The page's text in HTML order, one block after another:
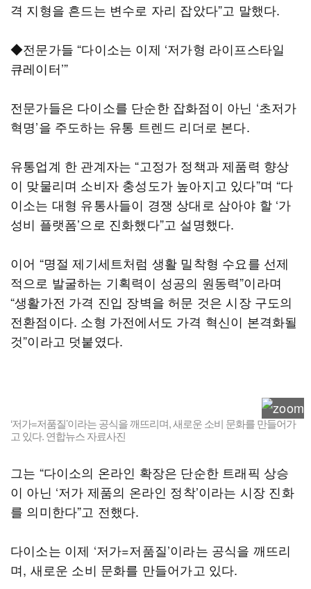
격 지형을 흔드는 변수로 자리 잡았다”고 말했다.
◆전문가들 “다이소는 이제 ‘저가형 라이프스타일
큐레이터’”
전문가들은 다이소를 단순한 잡화점이 아닌 ‘초저가
혁명’을 주도하는 유통 트렌드 리더로 본다.
유통업계 한 관계자는 “고정가 정책과 제품력 향상
이 맞물리며 소비자 충성도가 높아지고 있다”며 “다
이소는 대형 유통사들이 경쟁 상대로 삼아야 할 ‘가
성비 플랫폼’으로 진화했다”고 설명했다.
이어 “명절 제기세트처럼 생활 밀착형 수요를 선제
적으로 발굴하는 기획력이 성공의 원동력”이라며
“생활가전 가격 진입 장벽을 허문 것은 시장 구도의
전환점이다. 소형 가전에서도 가격 혁신이 본격화될
것”이라고 덧붙였다.
‘저가=저품질’이라는 공식을 깨뜨리며, 새로운 소비 문화를 만들어가
고 있다. 연합뉴스 자료사진
그는 “다이소의 온라인 확장은 단순한 트래픽 상승
이 아닌 ‘저가 제품의 온라인 정착’이라는 시장 진화
를 의미한다”고 전했다.
다이소는 이제 ‘저가=저품질’이라는 공식을 깨뜨리
며, 새로운 소비 문화를 만들어가고 있다.